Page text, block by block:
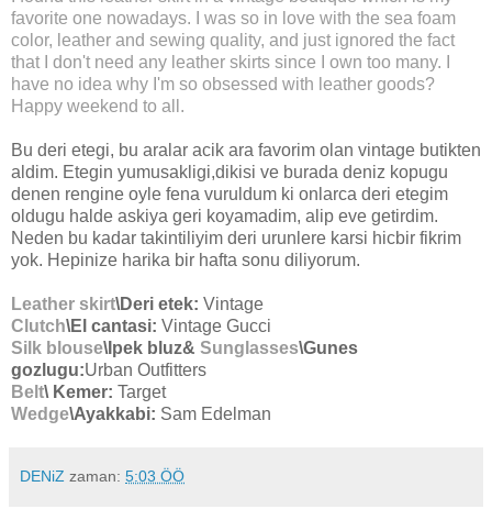
favorite one nowadays. I was so in love with the sea foam
color, leather and sewing quality, and just ignored the fact
that I don't need any leather skirts since I own too many. I
have no idea why I'm so obsessed with leather goods?
Happy weekend to all.
Bu deri etegi, bu aralar acik ara favorim olan vintage butikten
aldim. Etegin yumusakligi,dikisi ve burada deniz kopugu
denen rengine oyle fena vuruldum ki onlarca deri etegim
oldugu halde askiya geri koyamadim, alip eve getirdim.
Neden bu kadar takintiliyim deri urunlere karsi hicbir fikrim
yok. Hepinize harika bir hafta sonu diliyorum.
Leather skirt\Deri etek: Vintage
Clutch\El cantasi: Vintage Gucci
Silk blouse\Ipek bluz& Sunglasses\Gunes
gozlugu:Urban Outfitters
Belt\ Kemer: Target
Wedge\Ayakkabi: Sam Edelman
DENiZ zaman: 5:03 ÖÖ